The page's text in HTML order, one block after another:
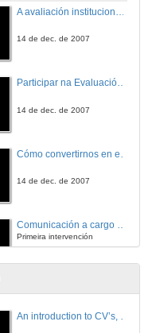
14 de dec. de 2007
Participar na Evaluación da Calidade. A experiencia dun alumno
14 de dec. de 2007
14 de dec. de 2007
Comunicación a cargo dos alumnos autores dos paneis seleccionados
Primeira intervención
Comunicación a cargo dos alumnos autores dos paneis seleccionados
An introduction to CV’s, letters, and job searching